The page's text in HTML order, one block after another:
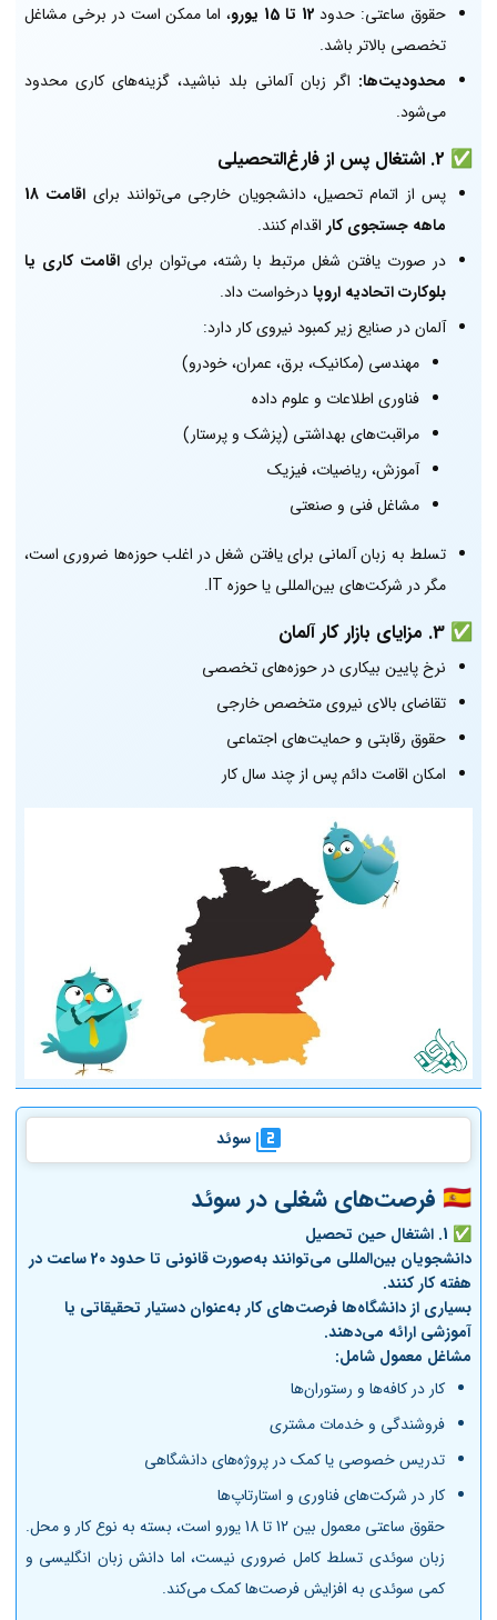
حقوق ساعتی: حدود 12 تا 15 یورو
، اما ممکن است در برخی مشاغل
تخصصی بالاتر باشد.
محدودیت‌ها: اگر زبان آلمانی بلد نباشید، گزینه‌های کاری محدود
می‌شود.
✅ 2. اشتغال پس از فارغ‌التحصیلی
پس از اتمام تحصیل، دانشجویان خارجی می‌توانند برای
اقامت 18
ماهه جستجوی کار اقدام کنند.
در صورت یافتن شغل مرتبط با رشته، می‌توان برایاقامت کاری یا
بلوکارت اتحادیه اروپادرخواست داد.
آلمان در صنایع زیر کمبود نیروی کار دارد:
مهندسی (مکانیک، برق، عمران، خودرو)
فناوری اطلاعات و علوم داده
مراقبت‌های بهداشتی (پزشک و پرستار)
آموزش، ریاضیات، فیزیک
مشاغل فنی و صنعتی
تسلط به زبان آلمانی برای یافتن شغل در اغلب حوزه‌ها ضروری است،
مگر در شرکت‌های بین‌المللی یا حوزه IT.
✅ 3. مزایای بازار کار آلمان
نرخ پایین بیکاری در حوزه‌های تخصصی
تقاضای بالای نیروی متخصص خارجی
حقوق رقابتی و حمایت‌های اجتماعی
امکان اقامت دائم پس از چند سال کار
سوئد
🇸🇪 فرصت‌های شغلی در سوئد
✅ 1.
اشتغال حین تحصیل
دانشجویان بین‌المللی می‌توانند به‌صورت قانونی تا حدود 20 ساعت در
هفته کار کنند.
بسیاری از دانشگاه‌ها فرصت‌های کار به‌عنوان دستیار تحقیقاتی یا
آموزشی ارائه می‌دهند.
مشاغل معمول شامل:
کار در کافه‌ها و رستوران‌ها
فروشندگی و خدمات مشتری
تدریس خصوصی یا کمک در پروژه‌های دانشگاهی
کار در شرکت‌های فناوری و استارتاپ‌ها
حقوق ساعتی معمول بین 12 تا 18 یورو است، بسته به نوع کار و محل.
زبان سوئدی تسلط کامل ضروری نیست، اما دانش زبان انگلیسی و
کمی سوئدی به افزایش فرصت‌ها کمک می‌کند.